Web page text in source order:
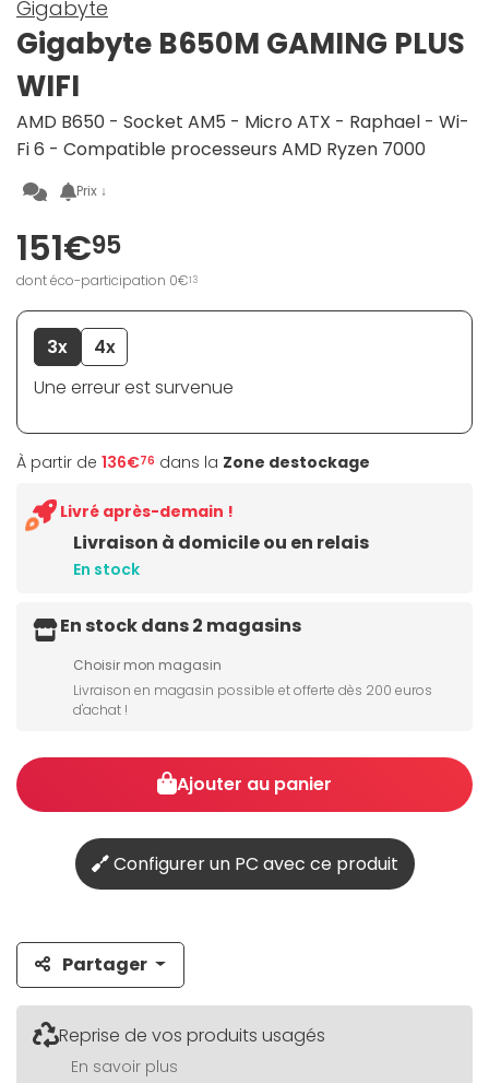
Gigabyte
Gigabyte B650M GAMING PLUS
WIFI
AMD B650 - Socket AM5 - Micro ATX - Raphael - Wi-
Fi 6 - Compatible processeurs AMD Ryzen 7000
Prix ↓
151€95
dont éco-participation 0€13
3x
4x
Une erreur est survenue
À partir de 136€76 dans la Zone destockage
Livraison à domicile ou en relais
En stock
Livré après-demain !
En stock dans 2 magasins
Choisir mon magasin
Livraison en magasin possible et offerte dès 200 euros
d'achat !
Ajouter au panier
Configurer un PC avec ce produit
Partager
Reprise de vos produits usagés
En savoir plus